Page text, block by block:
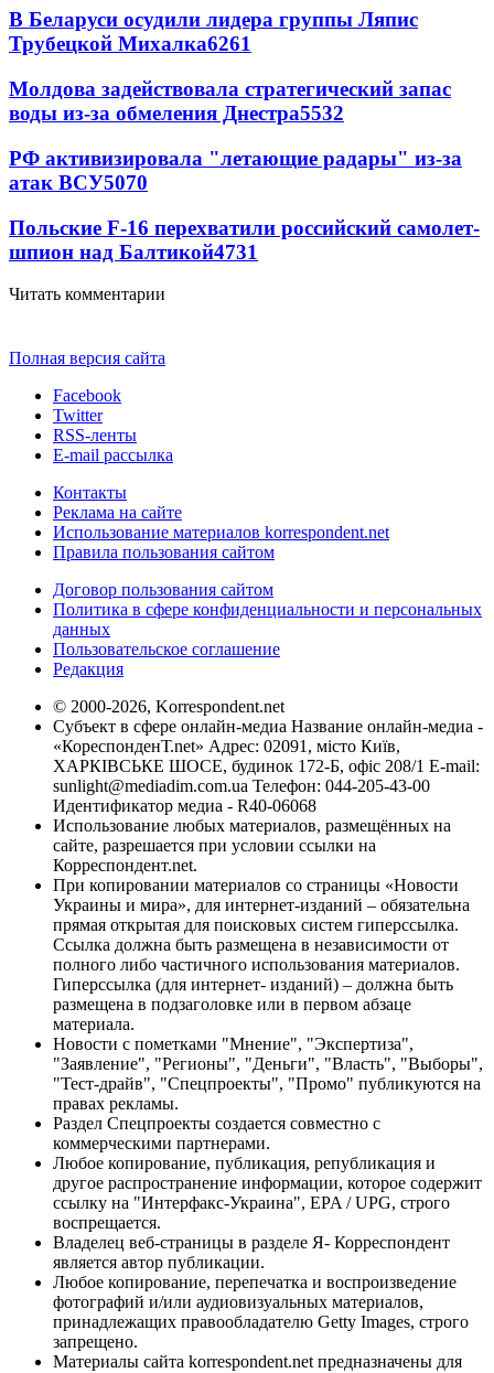
В Беларуси осудили лидера группы Ляпис
Трубецкой Михалка6261
Молдова задействовала стратегический запас
воды из-за обмеления Днестра5532
РФ активизировала "летающие радары" из-за
атак ВСУ5070
Польские F-16 перехватили российский самолет-
шпион над Балтикой4731
Читать комментарии
Полная версия сайта
Facebook
Twitter
RSS-ленты
E-mail рассылка
Контакты
Реклама на сайте
Использование материалов korrespondent.net
Правила пользования сайтом
Договор пользования сайтом
Политика в сфере конфиденциальности и персональных
данных
Пользовательское соглашение
Редакция
© 2000-2026, Korrespondent.net
Субъект в сфере онлайн-медиа Название онлайн-медиа -
«КореспонденТ.net» Адрес: 02091, місто Київ,
ХАРКІВСЬКЕ ШОСЕ, будинок 172-Б, офіс 208/1 E-mail:
sunlight@mediadim.com.ua Телефон: 044-205-43-00
Идентификатор медиа - R40-06068
Использование любых материалов, размещённых на
сайте, разрешается при условии ссылки на
Корреспондент.net.
При копировании материалов со страницы «Новости
Украины и мира», для интернет-изданий – обязательна
прямая открытая для поисковых систем гиперссылка.
Ссылка должна быть размещена в независимости от
полного либо частичного использования материалов.
Гиперссылка (для интернет- изданий) – должна быть
размещена в подзаголовке или в первом абзаце
материала.
Новости с пометками "Мнение", "Экспертиза",
"Заявление", "Регионы", "Деньги", "Власть", "Выборы",
"Тест-драйв", "Спецпроекты", "Промо" публикуются на
правах рекламы.
Раздел Спецпроекты создается совместно с
коммерческими партнерами.
Любое копирование, публикация, републикация и
другое распространение информации, которое содержит
ссылку на "Интерфакс-Украина", EPA / UPG, строго
воспрещается.
Владелец веб-страницы в разделе Я- Корреспондент
является автор публикации.
Любое копирование, перепечатка и воспроизведение
фотографий и/или аудиовизуальных материалов,
принадлежащих правообладателю Getty Images, строго
запрещено.
Материалы сайта korrespondent.net предназначены для